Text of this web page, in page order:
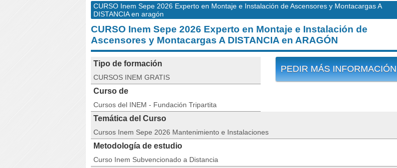
CURSO Inem Sepe 2026 Experto en Montaje e Instalación de Ascensores y Montacargas A
DISTANCIA en aragón
CURSO Inem Sepe 2026 Experto en Montaje e Instalación de
Ascensores y Montacargas A DISTANCIA en ARAGÓN
PEDIR MÁS INFORMACIÓN
Tipo de formación
CURSOS INEM GRATIS
Curso de
Cursos del INEM - Fundación Tripartita
Temática del Curso
Cursos Inem Sepe 2026 Mantenimiento e Instalaciones
Metodología de estudio
Curso Inem Subvencionado a Distancia